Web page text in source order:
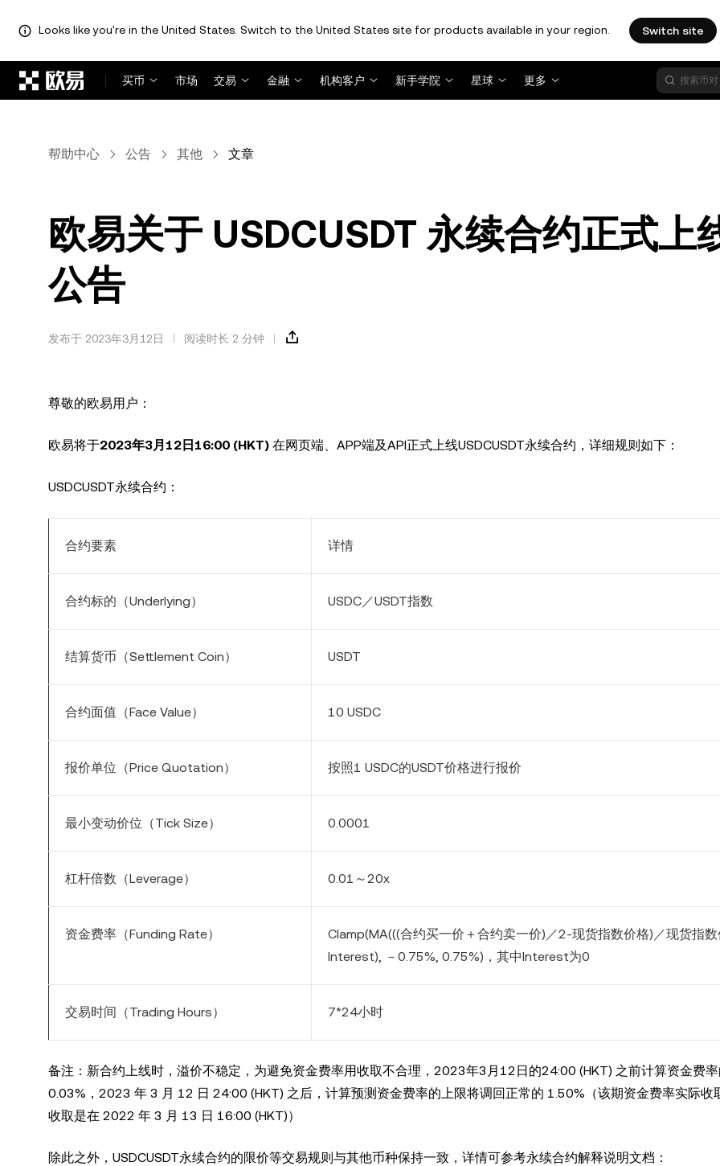
Looks like you're in the United States. Switch to the United States site for products available in your region. Switch site
买币
市场 交易 金融 机构客户 新手学院 星球 更多
帮助中心 公告 其他 文章
欧易关于 USDCUSDT 永续合约正式上
公告
发布于 2023年3月12日 阅读时长 2 分钟
尊敬的欧易用户：
欧易将于2023年3月12日16:00 (HKT) 在网页端、APP端及API正式上线USDCUSDT永续合约，详细规则如下：
USDCUSDT永续合约：
合约要素 详情
合约标的（Underlying） USDC／USDT指数
结算货币（Settlement Coin） USDT
合约面值（Face Value） 10 USDC
报价单位（Price Quotation） 按照1 USDC的USDT价格进行报价
最小变动价位（Tick Size） 0.0001
杠杆倍数（Leverage） 0.01 ～20x
资金费率（Funding Rate） Clamp(MA(((合约买一价＋合约卖一价) ／2-现货指数价格) ／现货指
Interest), － 0.75%, 0.75%) ，其中Interest为0
交易时间（Trading Hours） 7*24小时
备注：新合约上线时，溢价不稳定，为避免资金费率用收取不合理，2023年3月12日的24:00 (HKT) 之前计算资金费
0.03%，2023 年 3 月 12 日 24:00 (HKT) 之后，计算预测资金费率的上限将调回正常的 1.50%（该期资金费率实际收
收取是在 2022 年 3 月 13 日 16:00 (HKT)）
除此之外，USDCUSDT永续合约的限价等交易规则与其他币种保持一致，详情可参考永续合约解释说明文档：